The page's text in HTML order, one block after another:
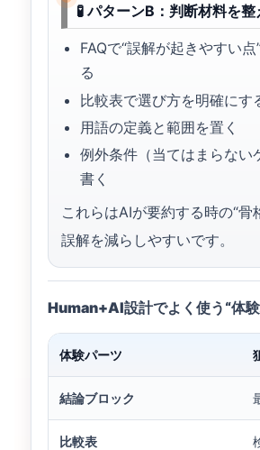
🧪 パターンB：判断材料を整
FAQで“誤解が起きやすい
る
比較表で選び方を明確にす
用語の定義と範囲を置く
例外条件（当てはまらない
書く
これらはAIが要約する時の“骨
誤解を減らしやすいです。
Human+AI設計でよく使う“体
体験パーツ
結論ブロック
比較表